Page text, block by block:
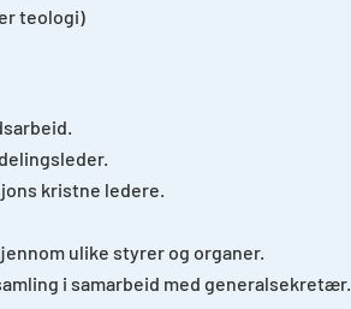
teologi)
kristne ledere.
ulike styrer og organer.
i samarbeid med generalsekretær.